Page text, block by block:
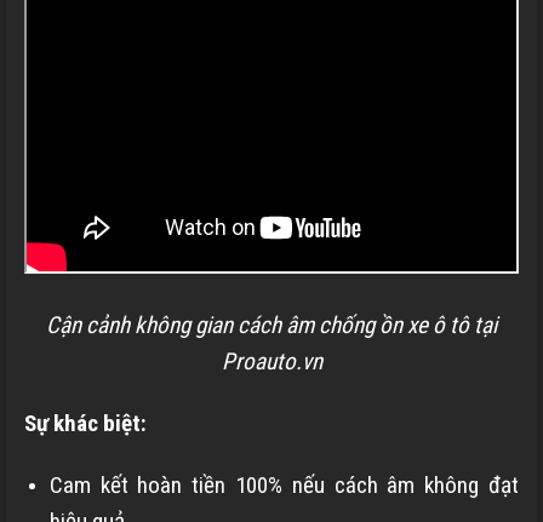
Cận cảnh không gian cách âm chống ồn xe ô tô tại
Proauto.vn
Sự khác biệt:
Cam kết hoàn tiền 100% nếu cách âm không đạt